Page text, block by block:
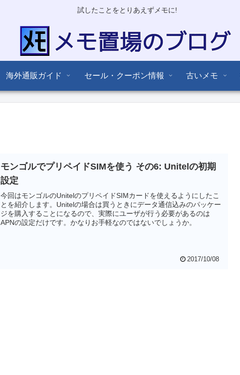
試したことをとりあえずメモに!
海外通販ガイド セール・クーポン情報 古いメモ
モンゴルでプリペイドSIMを使う その6: Unitelの初期
設定
今回はモンゴルのUnitelのプリペイドSIMカードを使えるようにしたこ
とを紹介します。Unitelの場合は買うときにデータ通信込みのパッケー
ジを購入することになるので、実際にユーザが行う必要があるのは
APNの設定だけです。かなりお手軽なのではないでしょうか。
2017/10/08